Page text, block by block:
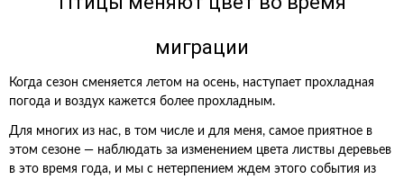
миграции
Когда сезон сменяется летом на осень, наступает прохладная
погода и воздух кажется более прохладным.
Для многих из нас, в том числе и для меня, самое приятное в
этом сезоне — наблюдать за изменением цвета листвы деревьев
в это время года, и мы с нетерпением ждем этого события из